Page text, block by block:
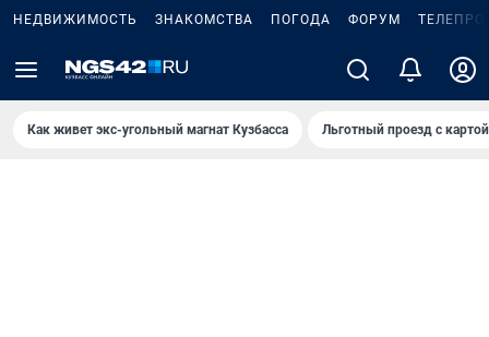
НЕДВИЖИМОСТЬ ЗНАКОМСТВА ПОГОДА ФОРУМ
Как живет экс-угольный магнат Кузбасса Льготный проезд с